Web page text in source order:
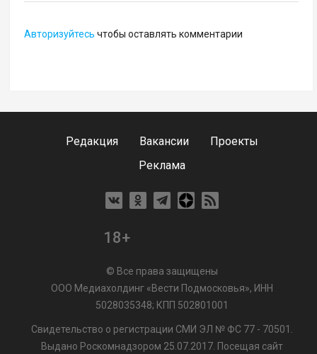
Авторизуйтесь чтобы оставлять комментарии
Редакция Вакансии
Проекты
Реклама
18+
© Все права защищены
ООО Медиахолдинг «Вести Подмосковья», ИНН
5028035348; КПП 502801001
Свидетельство о регистрации СМИ ЭЛ № ФС 77 - 70501.
Выдано Роскомнадзором 25.07.2017. Посещая сайт